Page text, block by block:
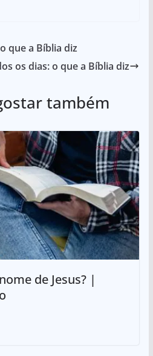
que a Bíblia diz
os dias: o que a Bíblia diz
também
de Jesus? |